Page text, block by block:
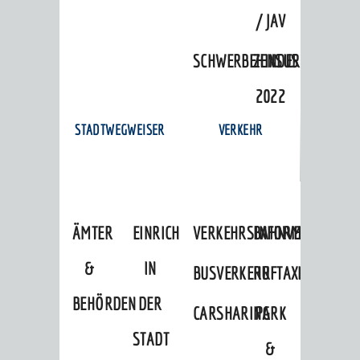
/ JAV
ZENSUS
2022
STADTWEGWEISER
ÄMTER
&
BEHÖRDEN
EINRICHTUNGEN
IN
DER
STADT
VERKEHR
VERKEHRSINFORMATIONEN
BAHNVERKEHR
BUSVERKEHRRUFTAXI
CARSHARINGPARK
&